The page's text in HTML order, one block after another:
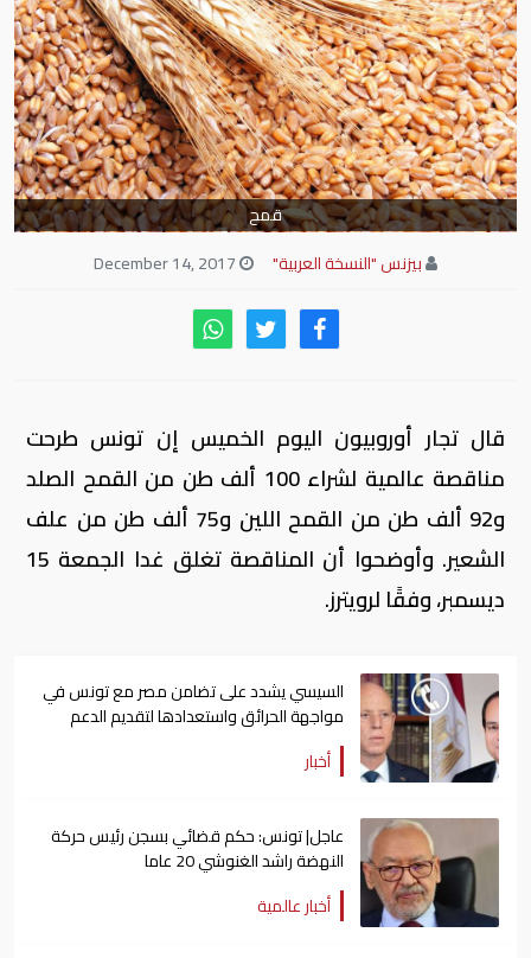
قمح
بيزنس "النسخة العربية"
قال تجار أوروبيون اليوم الخميس إن تونس طرحت
مناقصة عالمية لشراء 100 ألف طن من القمح الصلد
و92 ألف طن من القمح اللين و75 ألف طن من علف
الشعير. وأوضحوا أن المناقصة تغلق غدا الجمعة 15
ديسمبر، وفقًا لرويترز.
السيسي يشدد على تضامن مصر مع تونس في
مواجهة الحرائق واستعدادها لتقديم الدعم
أخبار
عاجل| تونس: حكم قضائي بسجن رئيس حركة
النهضة راشد الغنوشي 20 عاما
أخبار عالمية